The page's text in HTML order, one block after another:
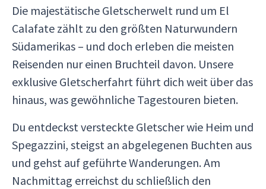
Die majestätische Gletscherwelt rund um El
Calafate zählt zu den größten Naturwundern
Südamerikas – und doch erleben die meisten
Reisenden nur einen Bruchteil davon. Unsere
exklusive Gletscherfahrt führt dich weit über das
hinaus, was gewöhnliche Tagestouren bieten.
Du entdeckst versteckte Gletscher wie Heim und
Spegazzini, steigst an abgelegenen Buchten aus
und gehst auf geführte Wanderungen. Am
Nachmittag erreichst du schließlich den